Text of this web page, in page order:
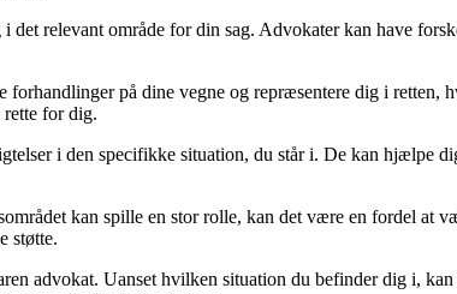
relevant område for din sag. Advokater kan have
på dine vegne og repræsentere dig i retten,
rette for dig.
i den specifikke situation, du står i. De kan hjælpe
kan spille en stor rolle, kan det være en fordel at
støtte.
advokat. Uanset hvilken situation du befinder dig i,